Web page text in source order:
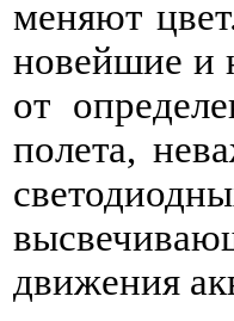
меняют
новейшие и
от
полета,
движения